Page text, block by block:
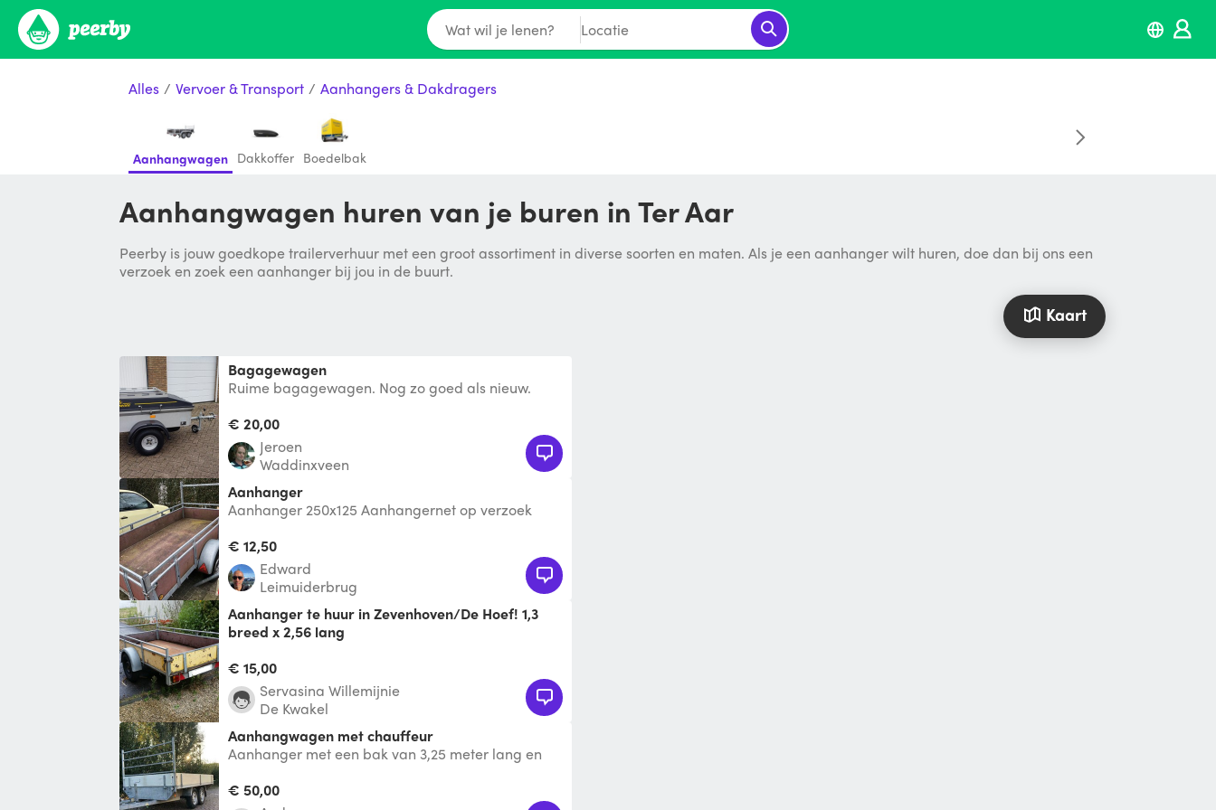
Wat wil je lenen? Locatie
Alles / Vervoer & Transport / Aanhangers & Dakdragers
Aanhangwagen Dakkoffer Boedelbak
Aanhangwagen huren van je buren in Ter Aar
Peerby is jouw goedkope trailerverhuur met een groot assortiment in diverse soorten en maten. Als je een aanhanger wilt huren, doe dan bij ons een
verzoek en zoek een aanhanger bij jou in de buurt.
Kaart
Bagagewagen
Ruime bagagewagen. Nog zo goed als nieuw.
Imperiaal *
€ 20,00
Jeroen
Waddinxveen
aanhanger
Aanhanger 250x125 Aanhangernet op verzoek
€ 12,50
Edward
Leimuiderbrug
Aanhanger te huur in Zevenhoven/De Hoef! 1,3
breed x 2,56 lang
terugbezorgen in Zevenhoven/ De Hoef
€ 15,00
Servasina Willemijnie
De Kwakel
Aanhangwagen met chauffeur
Aanhanger met een bak van 3,25 meter lang en
kg. Zij
€ 50,00